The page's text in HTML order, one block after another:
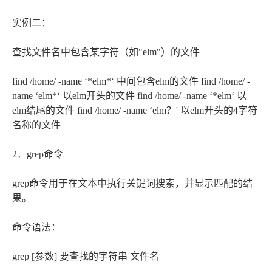
实例二：
查找文件名中包含某字符（如"elm"）的文件
find /home/ -name ‘*elm*‘ 中间包含elm的文件 find /home/ -
name ‘elm*‘ 以elm开头的文件 find /home/ -name ‘*elm‘ 以
elm结尾的文件 find /home/ -name ‘elm？' 以elm开头的4字符
名称的文件
2．grep命令
grep命令用于在文本中执行关键词搜索，并显示匹配的结
果。
命令语法：
grep [参数] 要查找的字符串 文件名